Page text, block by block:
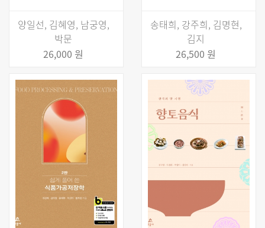
양일선, 김혜영, 남궁영,
박문
26,000 원
송태희, 강주희, 김명현,
김지
26,500 원